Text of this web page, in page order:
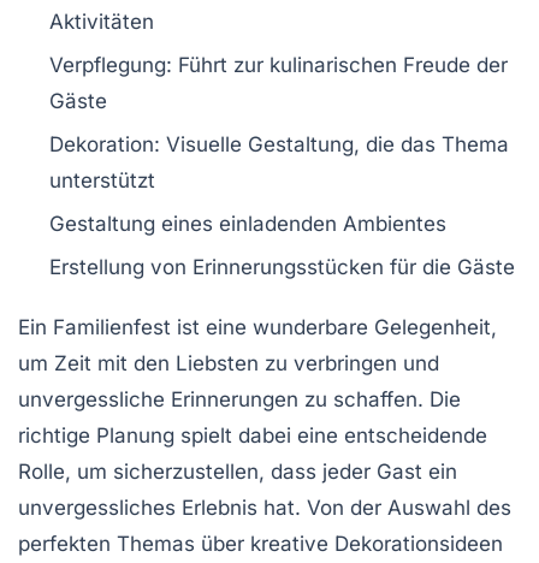
Aktivitäten
Verpflegung: Führt zur kulinarischen Freude der
Gäste
Dekoration: Visuelle Gestaltung, die das Thema
unterstützt
Gestaltung eines einladenden Ambientes
Erstellung von Erinnerungsstücken für die Gäste
Ein Familienfest ist eine wunderbare Gelegenheit,
um Zeit mit den Liebsten zu verbringen und
unvergessliche Erinnerungen zu schaffen. Die
richtige Planung spielt dabei eine entscheidende
Rolle, um sicherzustellen, dass jeder Gast ein
unvergessliches Erlebnis hat. Von der Auswahl des
perfekten Themas über kreative Dekorationsideen